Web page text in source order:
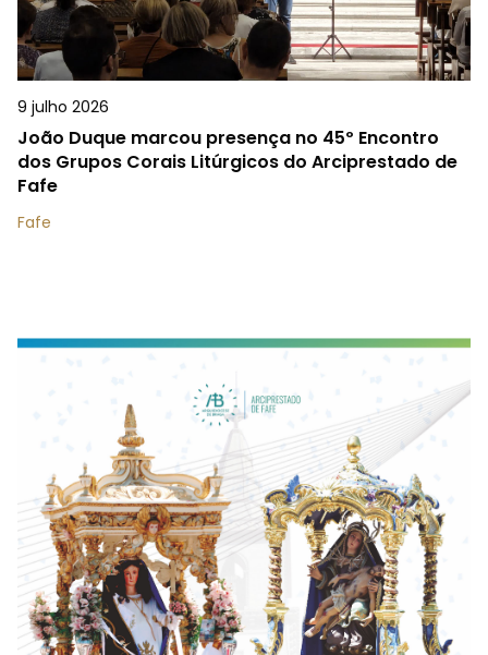
9 julho 2026
João Duque marcou presença no 45º Encontro
dos Grupos Corais Litúrgicos do Arciprestado de
Fafe
Fafe